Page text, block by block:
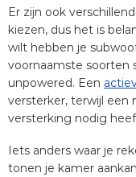
Er zijn ook
kiezen, dus het is
wilt hebben je
voornaamste soorten
unpowered. Een
versterker, terwijl een
versterking nodig
Iets anders waar je
tonen je kamer